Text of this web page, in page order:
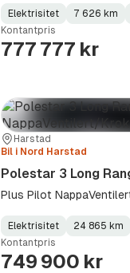
Fuel
Type:
Elektrisitet
Kilometerstand:
7 626 km
Model
Year:
Gearbox
Type:
Kontantpris
777 777 kr
Sted:Harstad
Forhandler:
Bil i Nord Harstad
Polestar 3 Long
Plus Pilot
Fuel
Type:
Elektrisitet
Kilometerstand:
24 865 km
Model
Year:
Gearbox
Type:
Kontantpris
749 900 kr